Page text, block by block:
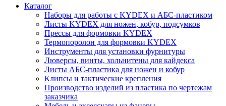
Каталог
Наборы для работы с KYDEX и АБС-пластиком
Листы KYDEX для ножен, кобур, подсумков
Прессы для формовки KYDEX
Термопоролон для формовки KYDEX
Инструменты для установки фурнитуры
Люверсы, винты, хольнитены для кайдекса
Листы АБС-пластика для ножен и кобур
Клипсы и тактические крепления
Производство изделий из пластика по чертежам
заказчика